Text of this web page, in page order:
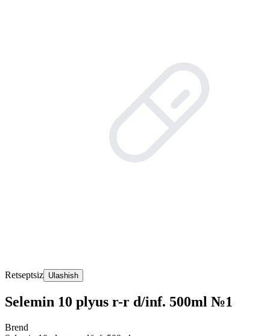
Retseptsiz Ulashish
Selemin 10 plyus r-r d/inf. 500ml №1
Brend